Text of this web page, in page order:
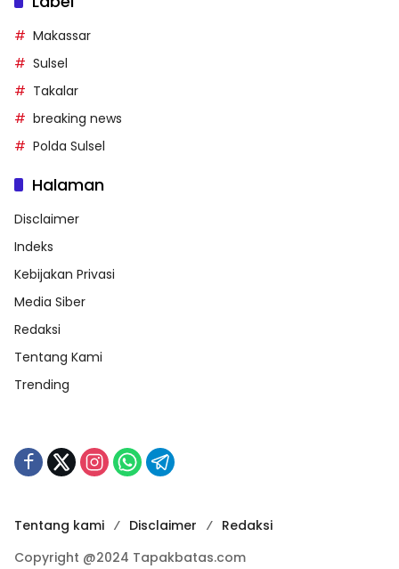
Makassar
Sulsel
Takalar
breaking news
Polda Sulsel
Halaman
Disclaimer
Indeks
Kebijakan Privasi
Media Siber
Redaksi
Tentang Kami
Trending
Tentang kami Disclaimer
Redaksi
Copyright @2024 Tapakbatas.com